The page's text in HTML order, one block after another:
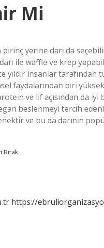
Mi
pirinç yerine darı da
ile waffle ve krep
yıldır insanlar tarafından
faydalarından biri
ve lif açısından da iyi
beslenmeyi tercih
ve bu da darının
Bırak
https://